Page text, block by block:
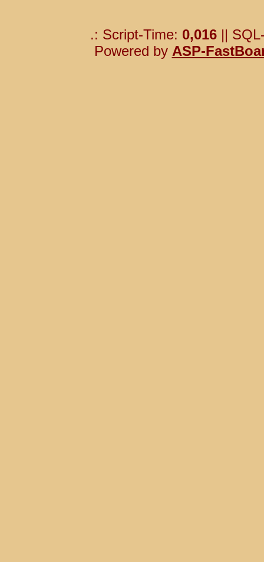
.: Script-Time: 0,016 ||
Powered by ASP-